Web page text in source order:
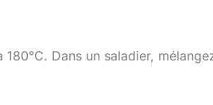
Dans un saladier,